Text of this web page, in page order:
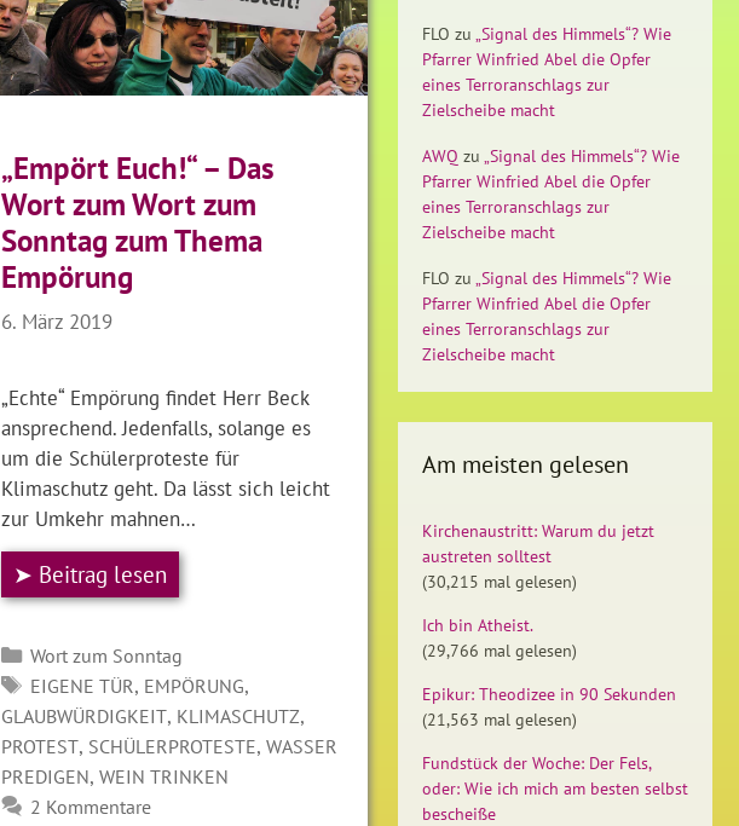
„Empört Euch!“ – Das
Wort zum Wort zum
Sonntag zum Thema
Empörung
6. März 2019
„Echte“ Empörung findet Herr Beck
ansprechend. Jedenfalls, solange es
um die Schülerproteste für
Klimaschutz geht. Da lässt sich leicht
zur Umkehr mahnen…
➤ Beitrag lesen
Kategorien
Wort zum Sonntag
SCHLAGWÖRTER
EIGENE TÜR, EMPÖRUNG,
GLAUBWÜRDIGKEIT, KLIMASCHUTZ,
PROTEST, SCHÜLERPROTESTE,WASSER
PREDIGEN,WEIN TRINKEN
2 Kommentare
FLO zu „Signal des Himmels“? Wie
Pfarrer Winfried Abel die Opfer
eines Terroranschlags zur
Zielscheibe macht
AWQ zu „Signal des Himmels“? Wie
Pfarrer Winfried Abel die Opfer
eines Terroranschlags zur
Zielscheibe macht
FLO zu „Signal des Himmels“? Wie
Pfarrer Winfried Abel die Opfer
eines Terroranschlags zur
Zielscheibe macht
Am meisten gelesen
Kirchenaustritt: Warum du jetzt
austreten solltest
(30,215 mal gelesen)
Ich bin Atheist.
(29,766 mal gelesen)
Epikur: Theodizee in 90 Sekunden
(21,563 mal gelesen)
Fundstück der Woche: Der Fels,
oder: Wie ich mich am besten selbst
bescheiße